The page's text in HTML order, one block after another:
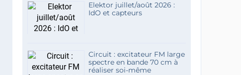
Elektor juillet/août 2026 :
IdO et capteurs
Circuit : excitateur FM large
spectre en bande 70 cm à
réaliser soi-même